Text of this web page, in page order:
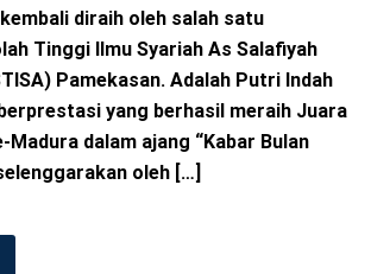
diraih oleh salah satu
Tinggi Ilmu Syariah As Salafiyah
Pamekasan. Adalah Putri Indah
yang berhasil meraih Juara
Madura dalam ajang “Kabar Bulan
oleh […]